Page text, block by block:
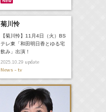
菊川怜
【菊川怜】11月4日（火）BS
テレ東「和田明日香とゆる宅
飲み」出演！
2025.10.29update
News - tv